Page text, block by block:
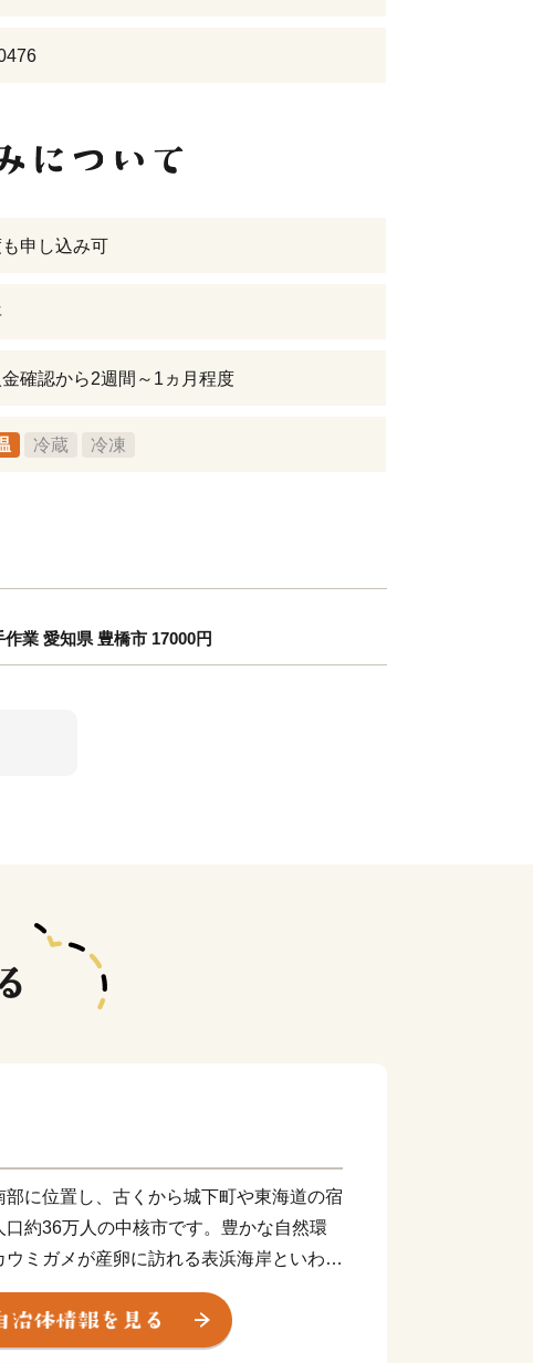
申し込み可
金確認から2週間～1ヵ月程度
冷蔵 冷凍
業 愛知県 豊橋市 17000円
に位置し、古くから城下町や東海道の宿
約36万人の中核市です。豊かな自然環
ミガメが産卵に訪れる表浜海岸といわれ
本有数の渡り鳥の飛来地である三河湾の汐
また、温暖な気候に恵まれ、大消費地が近
農業産地となっています。三河港には多く